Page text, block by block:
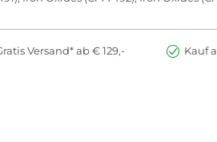
Versand* ab € 129,- Kauf